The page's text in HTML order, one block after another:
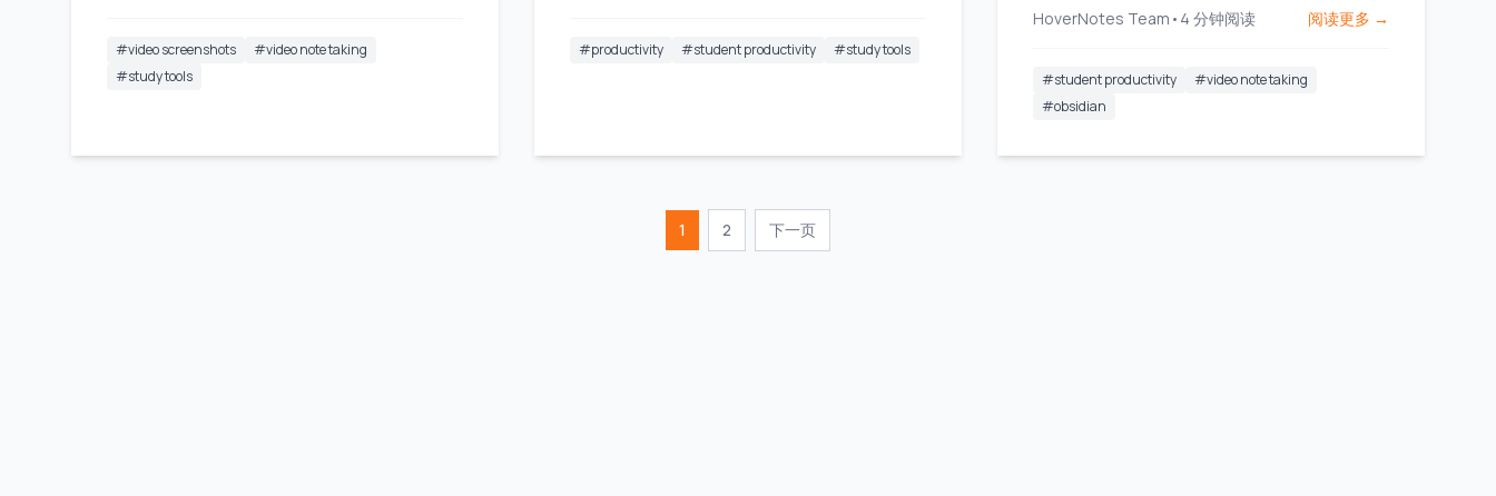
#video screenshots #video note taking
#study tools
#productivity #student productivity #study tools
HoverNotes Team • 4 分钟阅读 阅读更多 →
#student productivity #video note taking
#obsidian
1 2 下一页